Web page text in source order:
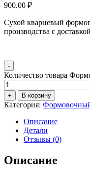
900.00 ₽
Сухой кварцевый
производства с
-
Количество товара
+ В корзину
Категория:
Описание
Детали
Отзывы (0)
Описание